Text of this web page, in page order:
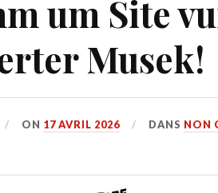
um Site
Musek!
ON 17 AVRIL 2026 DANS NON